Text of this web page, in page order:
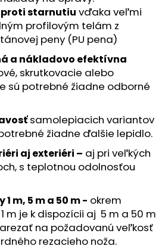
starnutiu vďaka veľmi
profilovým telám z
peny (PU pena)
a nákladovo efektívna
skrutkovacie alebo
sú potrebné žiadne odborné
samolepiacich variantov
žiadne ďalšie lepidlo.
aj exteriéri – aj pri veľkých
s teplotnou odolnosťou
m, 5 m a 50 m - okrem
m je k dispozícii aj 5 m a 50 m
na požadovanú veľkosť
rezacieho noža.